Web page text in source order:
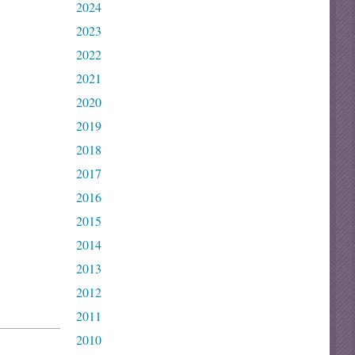
2024
2023
2022
2021
2020
2019
2018
2017
2016
2015
2014
2013
2012
2011
2010